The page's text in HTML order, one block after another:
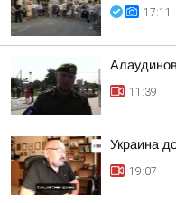
17:11
11:39
Украина
19:07